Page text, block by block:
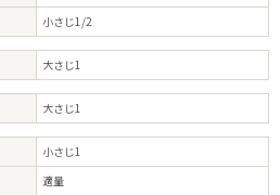
小さじ1/2
大さじ1
大さじ1
小さじ1
適量